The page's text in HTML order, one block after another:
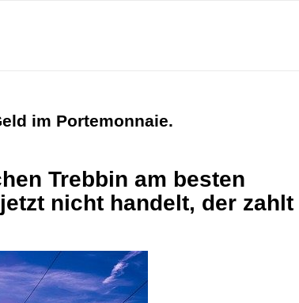
im Portemonnaie.
Trebbin am besten
nicht handelt, der zahlt